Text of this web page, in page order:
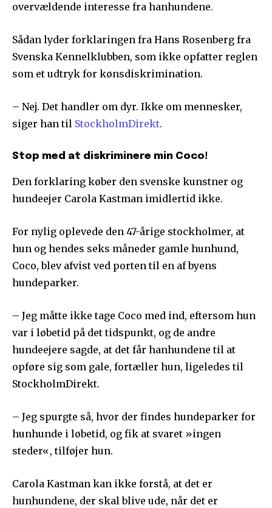
overvældende interesse fra hanhundene.
Sådan lyder forklaringen fra Hans Rosenberg fra
Svenska Kennelklubben, som ikke opfatter reglen
som et udtryk for kønsdiskrimination.
– Nej. Det handler om dyr. Ikke om mennesker,
siger han til StockholmDirekt.
Stop med at diskriminere min Coco!
Den forklaring køber den svenske kunstner og
hundeejer Carola Kastman imidlertid ikke.
For nylig oplevede den 47-årige stockholmer, at
hun og hendes seks måneder gamle hunhund,
Coco, blev afvist ved porten til en af byens
hundeparker.
– Jeg måtte ikke tage Coco med ind, eftersom hun
var i løbetid på det tidspunkt, og de andre
hundeejere sagde, at det får hanhundene til at
opføre sig som gale, fortæller hun, ligeledes til
StockholmDirekt.
– Jeg spurgte så, hvor der findes hundeparker for
hunhunde i løbetid, og fik at svaret »ingen
steder«, tilføjer hun.
Carola Kastman kan ikke forstå, at det er
hunhundene, der skal blive ude, når det er